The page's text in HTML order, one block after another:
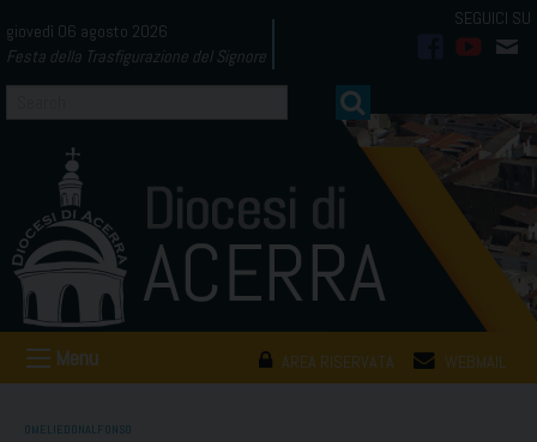
to
content
giovedì 06 agosto 2026
Festa della Trasfigurazione del Signore
AREA RISERVATA WEBMAIL
Menu
OMELIEDONALFONSO